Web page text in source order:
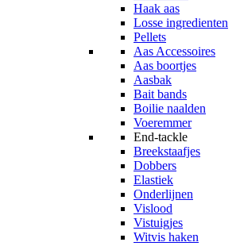
Haak aas
Losse ingredienten
Pellets
Aas Accessoires
Aas boortjes
Aasbak
Bait bands
Boilie naalden
Voeremmer
End-tackle
Breekstaafjes
Dobbers
Elastiek
Onderlijnen
Vislood
Vistuigjes
Witvis haken